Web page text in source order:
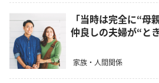
「当時は完全に“母
仲良しの夫婦が“と
家族・人間関係